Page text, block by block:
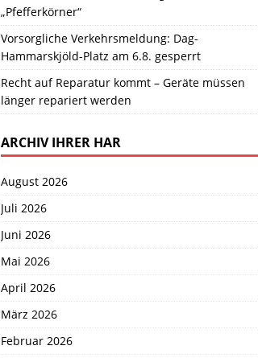
„Pfefferkörner“
Vorsorgliche Verkehrsmeldung: Dag-
Hammarskjöld-Platz am 6.8. gesperrt
Recht auf Reparatur kommt – Geräte müssen
länger repariert werden
ARCHIV IHRER HAR
August 2026
Juli 2026
Juni 2026
Mai 2026
April 2026
März 2026
Februar 2026